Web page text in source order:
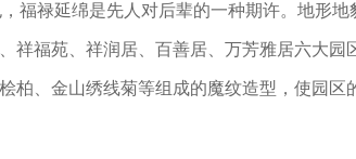
福禄延绵是先人对后辈的一种期许。地形
祥福苑、祥润居、百善居、万芳雅居六大
柏、金山绣线菊等组成的魔纹造型，使园区